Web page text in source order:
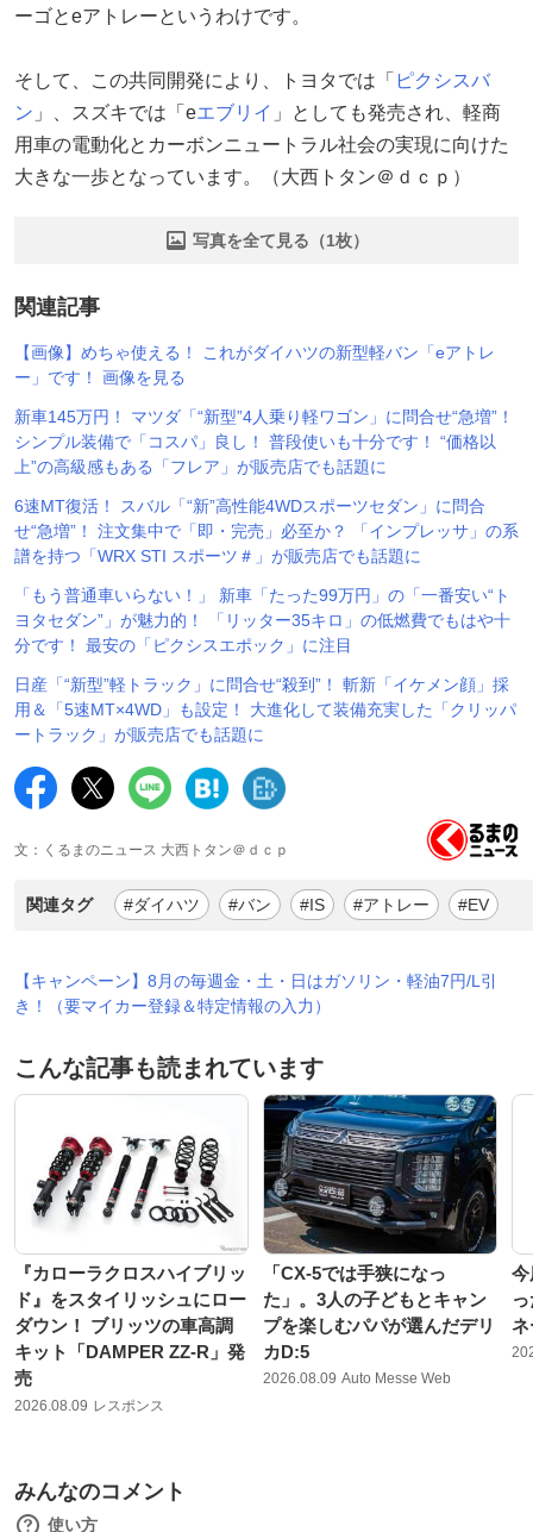
ーゴとeアトレーというわけです。
そして、この共同開発により、トヨタでは「 ピクシスバ
ン 」、スズキでは「eエブリイ 」としても発売され、軽商
用車の電動化とカーボンニュートラル社会の実現に向けた
大きな一歩となっています。（大西トタン＠ｄｃｐ）
写真を全て見る（1枚）
関連記事
【画像】めちゃ使える！ これがダイハツの新型軽バン「eアトレ
ー」です！ 画像を見る
新車145万円！ マツダ「“新型”4人乗り軽ワゴン」に問合せ“急増”！
シンプル装備で「コスパ」良し！ 普段使いも十分です！ “価格以
上”の高級感もある「フレア」が販売店でも話題に
6速MT復活！ スバル「“新”高性能4WDスポーツセダン」に問合
せ“急増”！ 注文集中で「即・完売」必至か？ 「インプレッサ」の系
譜を持つ「WRX STI スポーツ＃」が販売店でも話題に
「もう普通車いらない！」 新車「たった99万円」の「一番安い“ト
ヨタセダン”」が魅力的！ 「リッター35キロ」の低燃費でもはや十
分です！ 最安の「ピクシスエポック」に注目
日産「“新型”軽トラック」に問合せ“殺到”！ 斬新「イケメン顔」採
用＆「5速MT×4WD」も設定！ 大進化して装備充実した「クリッパ
ートラック」が販売店でも話題に
文：くるまのニュース 大西トタン＠ｄｃｐ
関連タグ #ダイハツ #バン #IS #アトレー #EV
【キャンペーン】8月の毎週金・土・日はガソリン・軽油7円/L引
き！（要マイカー登録＆特定情報の入力）
こんな記事も読まれています
『カローラクロスハイブリッ
ド』をスタイリッシュにロー
ダウン！ ブリッツの車高調
キット「DAMPER ZZ-R」発
売
2026.08.09 レスポンス
「CX-5では手狭になっ
た」。3人の子どもとキャン
プを楽しむパパが選んだデリ
カD:5
2026.08.09 Auto Messe Web
みんなのコメント
使い方